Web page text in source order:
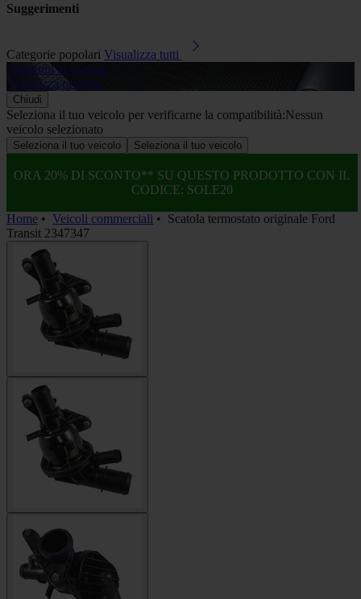
Suggerimenti
Categorie popolari Visualizza tutti
Tappetini in gomma
Visualizza prodotti
Chiudi
Seleziona il tuo veicolo per verificarne la compatibilità:Nessun
veicolo selezionato
Seleziona il tuo veicolo Seleziona il tuo veicolo
ORA 20% DI SCONTO** SU QUESTO PRODOTTO CON IL
CODICE: SOLE20
Home • Veicoli commerciali • Scatola termostato originale Ford
Transit 2347347